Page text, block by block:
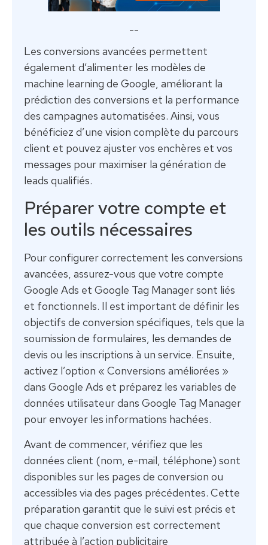
--
Les conversions avancées permettent
également d’alimenter les modèles de
machine learning de Google, améliorant la
prédiction des conversions et la performance
des campagnes automatisées. Ainsi, vous
bénéficiez d’une vision complète du parcours
client et pouvez ajuster vos enchères et vos
messages pour maximiser la génération de
leads qualifiés.
Préparer votre compte et
les outils nécessaires
Pour configurer correctement les conversions
avancées, assurez-vous que votre compte
Google Ads et Google Tag Manager sont liés
et fonctionnels. Il est important de définir les
objectifs de conversion spécifiques, tels que la
soumission de formulaires, les demandes de
devis ou les inscriptions à un service. Ensuite,
activez l’option « Conversions améliorées »
dans Google Ads et préparez les variables de
données utilisateur dans Google Tag Manager
pour envoyer les informations hachées.
Avant de commencer, vérifiez que les
données client (nom, e-mail, téléphone) sont
disponibles sur les pages de conversion ou
accessibles via des pages précédentes. Cette
préparation garantit que le suivi est précis et
que chaque conversion est correctement
attribuée à l’action publicitaire